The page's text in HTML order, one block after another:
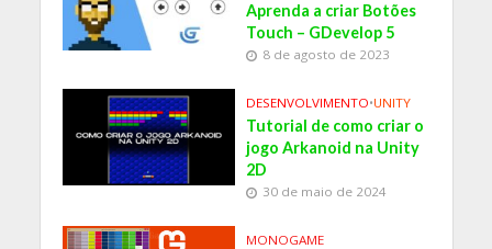
Aprenda a criar Botões
Touch – GDevelop 5
8 de agosto de 2023
DESENVOLVIMENTO•UNITY
Tutorial de como criar o
jogo Arkanoid na Unity
2D
30 de maio de 2024
MONOGAME